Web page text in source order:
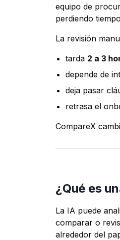
equipo de
perdiendo
La revisión
tarda 2 a 3
depende de
deja pasar
retrasa el
CompareX
¿Qué es
La IA puede
comparar o
alrededor del